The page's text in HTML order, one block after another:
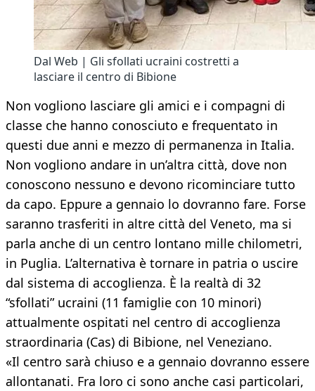
Dal Web | Gli sfollati ucraini costretti a
lasciare il centro di Bibione
Non vogliono lasciare gli amici e i compagni di
classe che hanno conosciuto e frequentato in
questi due anni e mezzo di permanenza in Italia.
Non vogliono andare in un’altra città, dove non
conoscono nessuno e devono ricominciare tutto
da capo. Eppure a gennaio lo dovranno fare. Forse
saranno trasferiti in altre città del Veneto, ma si
parla anche di un centro lontano mille chilometri,
in Puglia. L’alternativa è tornare in patria o uscire
dal sistema di accoglienza. È la realtà di 32
“sfollati” ucraini (11 famiglie con 10 minori)
attualmente ospitati nel centro di accoglienza
straordinaria (Cas) di Bibione, nel Veneziano.
«Il centro sarà chiuso e a gennaio dovranno essere
allontanati. Fra loro ci sono anche casi particolari,